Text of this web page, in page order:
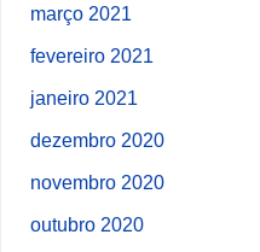
março 2021
fevereiro 2021
janeiro 2021
dezembro 2020
novembro 2020
outubro 2020